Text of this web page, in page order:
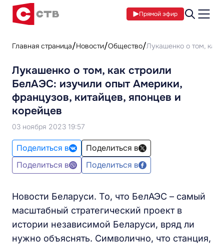
Прямой эфир
Главная страница Новости Общество Лукашенко о том, как
Лукашенко о том, как строили
БелАЭС: изучили опыт Америки,
французов, китайцев, японцев и
корейцев
03 ноября 2023 19:57
Поделиться в
Поделиться в
Поделиться в
Поделиться в
Новости Беларуси. То, что БелАЭС – самый
масштабный стратегический проект в
истории независимой Беларуси, вряд ли
нужно объяснять. Символично, что станция,